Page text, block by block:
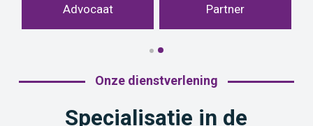
Advocaat Partner
Onze dienstverlening
Specialisatie in de